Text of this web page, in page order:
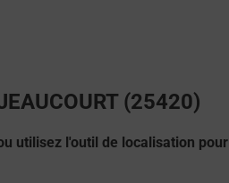
(25420)
utilisez l'outil de localisation pour